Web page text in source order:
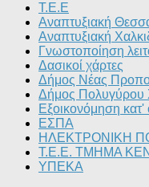
T.E.E
Αναπτυξιακή
Αναπτυξιακή
Γνωστοποίηση
Δασικοί χάρτες
Δήμος Νέας
Δήμος Πολυγύρου
Εξοικονόμηση κατ'
ΕΣΠΑ
ΗΛΕΚΤΡΟΝΙΚΗ
Τ.Ε.Ε. ΤΜΗΜΑ
ΥΠΕΚΑ